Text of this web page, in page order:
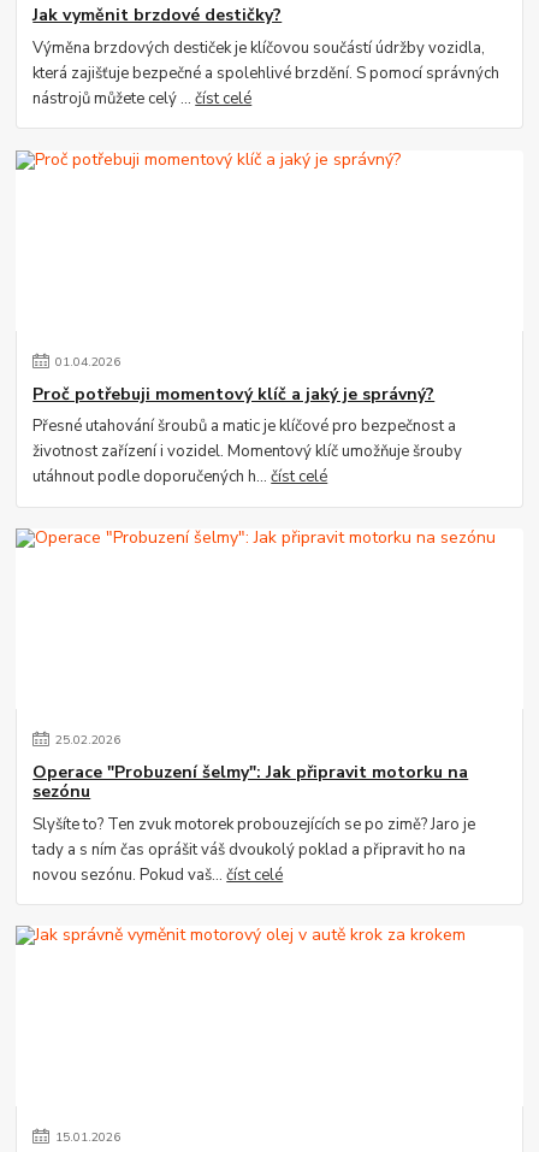
Jak vyměnit brzdové destičky?
Výměna brzdových destiček je klíčovou součástí údržby vozidla,
která zajišťuje bezpečné a spolehlivé brzdění. S pomocí správných
nástrojů můžete celý ...číst celé
01.04.2026
Proč potřebuji momentový klíč a jaký je správný?
Přesné utahování šroubů a matic je klíčové pro bezpečnost a
životnost zařízení i vozidel. Momentový klíč umožňuje šrouby
utáhnout podle doporučených h...číst celé
25.02.2026
Operace "Probuzení šelmy": Jak připravit motorku na
sezónu
Slyšíte to? Ten zvuk motorek probouzejících se po zimě? Jaro je
tady a s ním čas oprášit váš dvoukolý poklad a připravit ho na
novou sezónu. Pokud vaš...číst celé
15.01.2026